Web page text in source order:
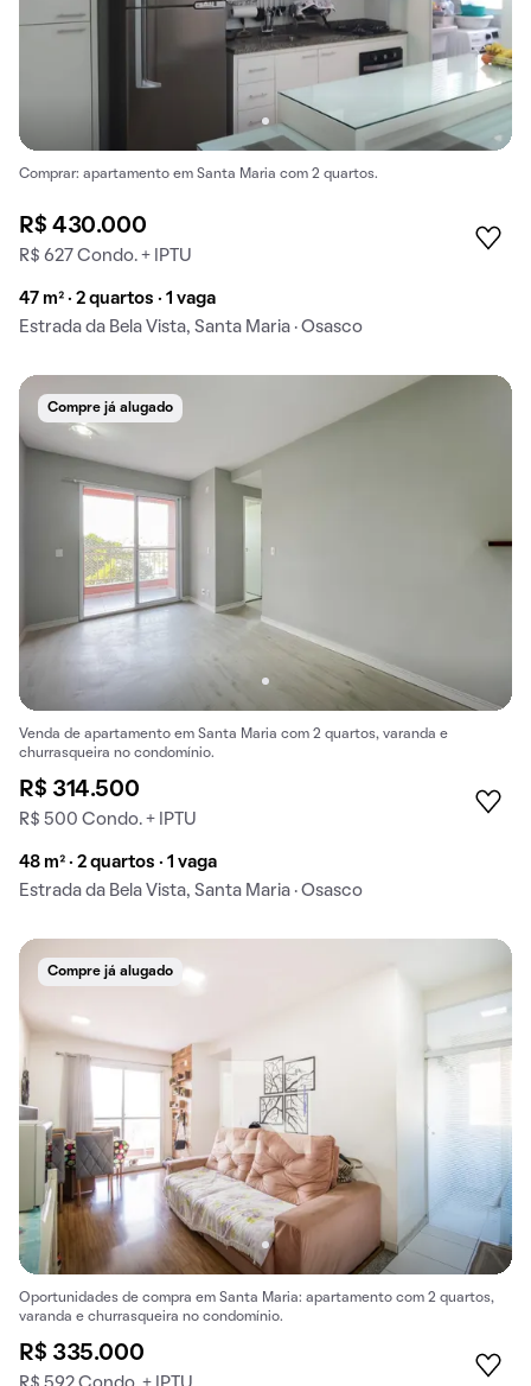
Comprar: apartamento em Santa Maria com 2 quartos.
R$ 430.000
R$ 627 Condo. + IPTU
47 m² · 2 quartos · 1 vaga
Estrada da Bela Vista, Santa Maria · Osasco
Compre já alugado
Venda de apartamento em Santa Maria com 2 quartos, varanda e
churrasqueira no condomínio.
R$ 314.500
R$ 500 Condo. + IPTU
48 m² · 2 quartos · 1 vaga
Estrada da Bela Vista, Santa Maria · Osasco
Compre já alugado
Oportunidades de compra em Santa Maria: apartamento com 2 quartos,
varanda e churrasqueira no condomínio.
R$ 335.000